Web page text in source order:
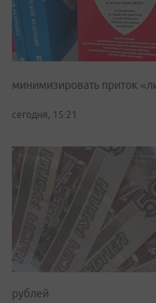
минимизировать приток
сегодня, 15:21
рублей